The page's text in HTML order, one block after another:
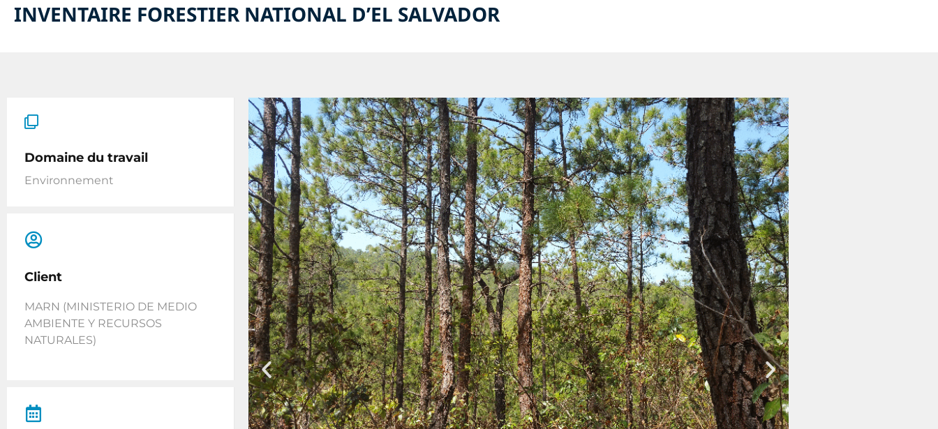
INVENTAIRE FORESTIER NATIONAL D’EL SALVADOR
Domaine du travail
Environnement
Client
MARN (MINISTERIO DE MEDIO
AMBIENTE Y RECURSOS
NATURALES)